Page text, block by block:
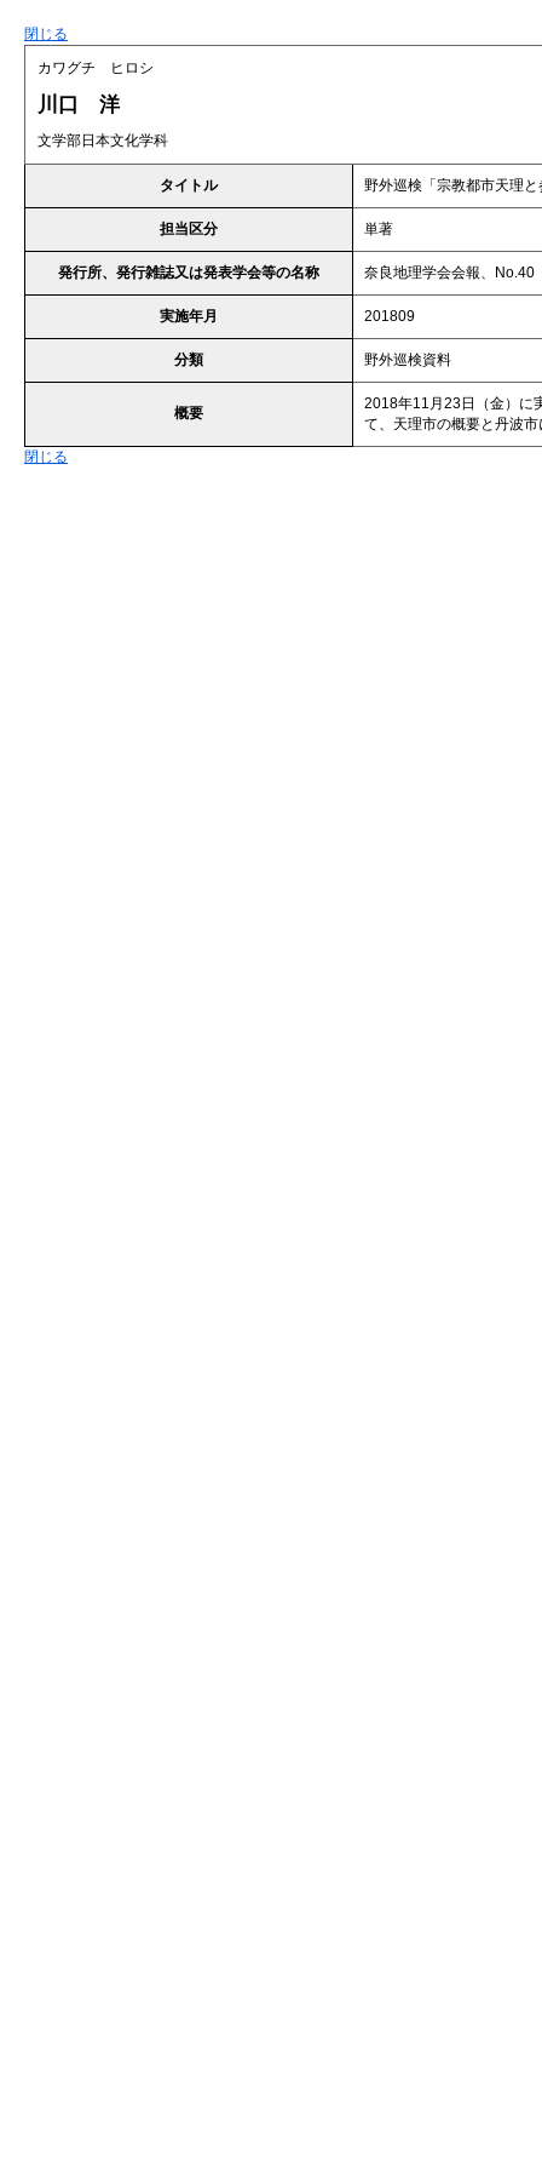
閉じる
カワグチ ヒロシ
川口 洋
文学部日本文化学科
タイトル 野外巡検「宗教都市天理
担当区分 単著
発行所、発行雑誌又は発表学会等の名称 奈良地理学会会報、No.40
実施年月 201809
分類 野外巡検資料
概要
2018年11月23日（金）に
て、天理市の概要と丹波
閉じる